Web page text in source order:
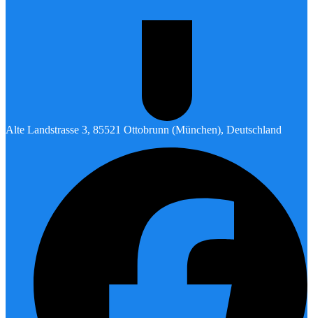
Alte Landstrasse 3, 85521 Ottobrunn (München), Deutschland